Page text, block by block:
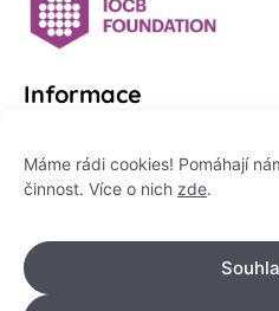
Máme rádi cookies! Pomáhají
činnost. Více o nich zde.
Informace
Platformu Zeptej se
IČO: 178 47 389
Flemingovo náměstí 542/
Dejvice, 160 00 Praha 6